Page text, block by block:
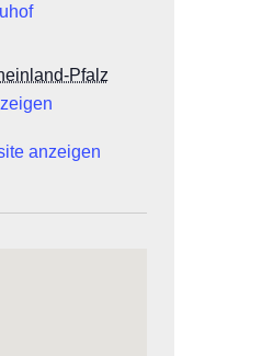
Pfalz
anzeigen